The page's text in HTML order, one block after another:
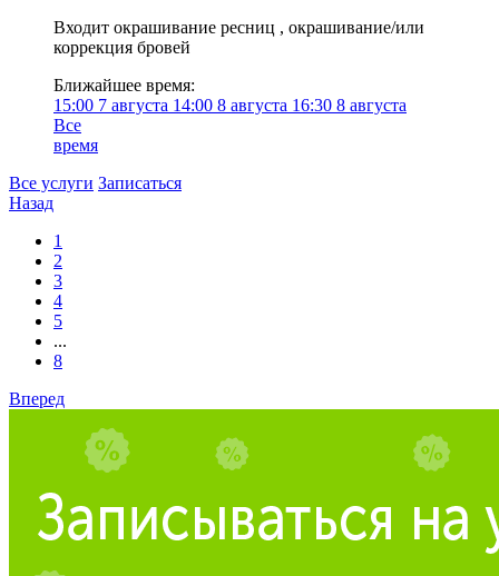
Входит окрашивание ресниц , окрашивание/или
коррекция бровей
Ближайшее время:
15:00 7 августа 14:00 8 августа 16:30 8 августа
Все
время
Все услуги Записаться
Назад
1
2
3
4
5
...
8
Вперед